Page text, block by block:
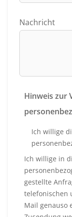
Nachricht
Hinweis zur
Ich willige
Ich willige in
gestellte
telefonischen
Mail genauso